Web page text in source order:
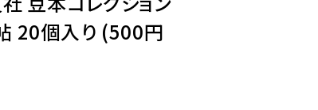
20個入り (500円